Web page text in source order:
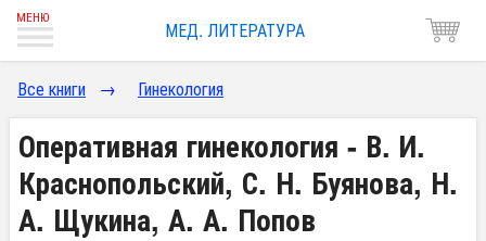
МЕД. ЛИТЕРАТУРА
Все книги → Гинекология
Оперативная гинекология - В. И.
Краснопольский, С. Н. Буянова, Н.
А. Щукина, А. А. Попов